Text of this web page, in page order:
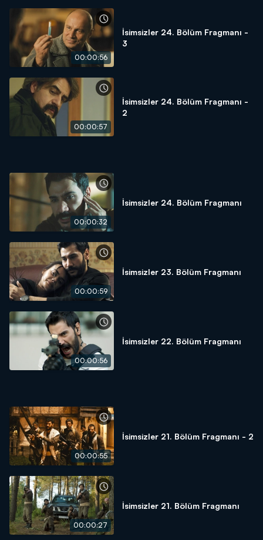
00:00:56
İsimsizler 24. Bölüm Fragmanı -
3
00:00:57
İsimsizler 24. Bölüm Fragmanı -
2
00:00:32
İsimsizler 24. Bölüm Fragmanı
00:00:59
İsimsizler 23. Bölüm Fragmanı
00:00:56
İsimsizler 22. Bölüm Fragmanı
00:00:55
İsimsizler 21. Bölüm Fragmanı - 2
00:00:27
İsimsizler 21. Bölüm Fragmanı